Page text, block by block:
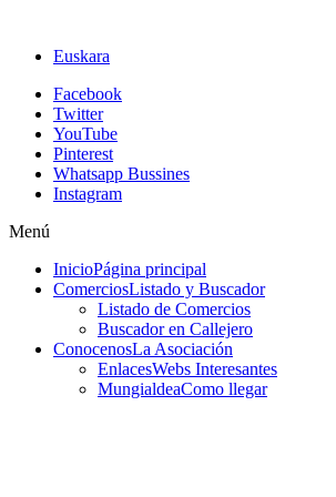
Euskara
Facebook
Twitter
YouTube
Pinterest
Whatsapp Bussines
Instagram
Menú
InicioPágina principal
ComerciosListado y Buscador
Listado de Comercios
Buscador en Callejero
ConocenosLa Asociación
EnlacesWebs Interesantes
MungialdeaComo llegar